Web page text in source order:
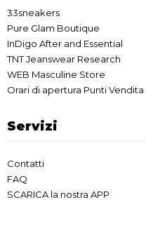
33sneakers
Pure Glam Boutique
InDigo After and Essential
TNT Jeanswear Research
WEB Masculine Store
Orari di apertura Punti Vendita
Servizi
Contatti
FAQ
SCARICA la nostra APP